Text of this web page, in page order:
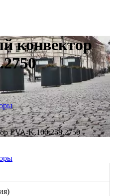
конвектор
EVA-K.100.258.2750